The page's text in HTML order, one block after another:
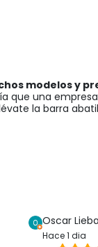
modelos y
que una
la barra
Oscar
Hace 1 dia